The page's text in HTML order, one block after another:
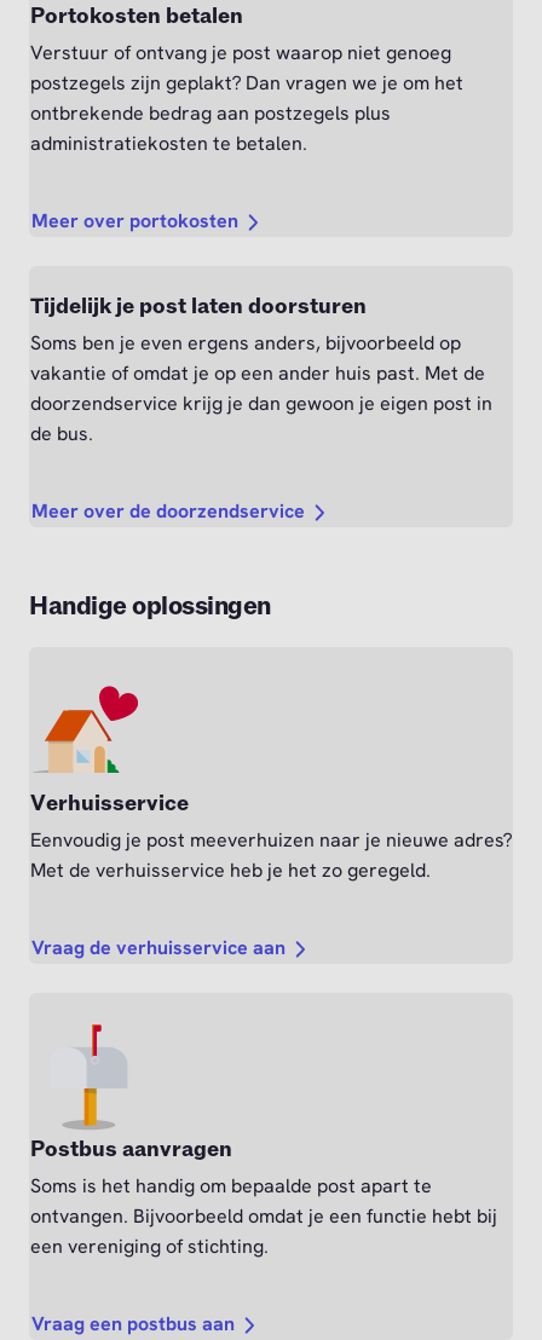
Portokosten betalen
Verstuur of ontvang je post waarop niet genoeg
postzegels zijn geplakt? Dan vragen we je om het
ontbrekende bedrag aan postzegels plus
administratiekosten te betalen.
Meer over portokosten
Tijdelijk je post laten doorsturen
Soms ben je even ergens anders, bijvoorbeeld op
vakantie of omdat je op een ander huis past. Met de
doorzendservice krijg je dan gewoon je eigen post in
de bus.
Meer over de doorzendservice
Handige oplossingen
Verhuisservice
Eenvoudig je post meeverhuizen naar je nieuwe adres?
Met de verhuisservice heb je het zo geregeld.
Vraag de verhuisservice aan
Postbus aanvragen
Soms is het handig om bepaalde post apart te
ontvangen. Bijvoorbeeld omdat je een functie hebt bij
een vereniging of stichting.
Vraag een postbus aan